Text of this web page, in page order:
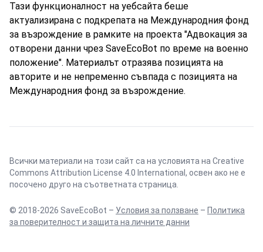
Тази функционалност на уебсайта беше
актуализирана с подкрепата на Международния фонд
за възрождение в рамките на проекта "Адвокация за
отворени данни чрез SaveEcoBot по време на военно
положение". Материалът отразява позицията на
авторите и не непременно съвпада с позицията на
Международния фонд за възрождение.
Всички материали на този сайт са на условията на Creative
Commons Attribution License 4.0 International , освен ако не е
посочено друго на съответната страница.
© 2018-2026 SaveEcoBot – Условия за ползване – Политика
за поверителност и защита на личните данни